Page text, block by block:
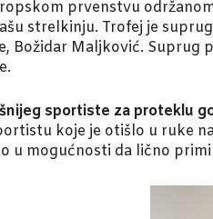
prvenstvu
strelkinju. Trofej je
Božidar Maljković. Suprug
sportiste za proteklu
koje je otišlo u ruke
u mogućnosti da lično